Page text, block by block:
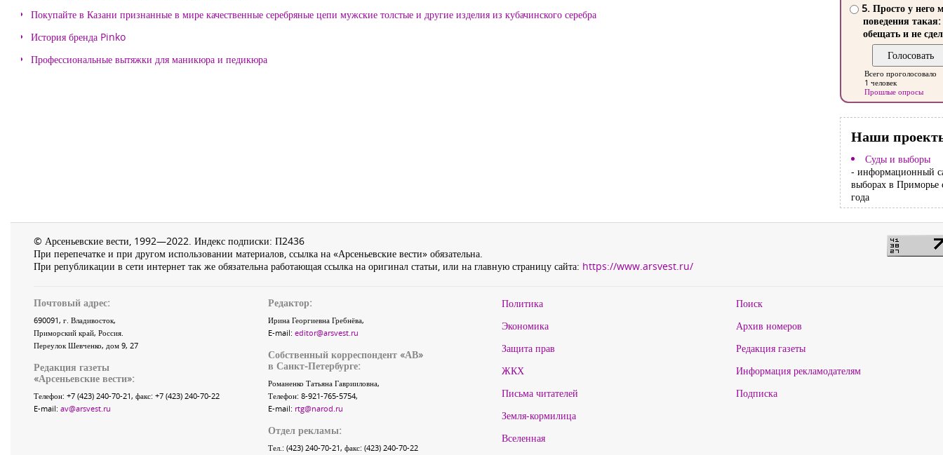
Покупайте в Казани признанные в мире качественные серебряные цепи мужские толстые и другие изделия из кубачинского серебра
История бренда Pinko
Профессиональные вытяжки для маникюра и педикюра
5. Просто у него
поведения такая:
обещать и не
Всего проголосовало
1 человек
Прошлые опросы
Наши
Суды и выборы
- информационный
выборах в Приморье
года
© Арсеньевские вести, 1992—2022. Индекс подписки: П2436
При перепечатке и при другом использовании материалов, ссылка на «Арсеньевские вести» обязательна.
При републикации в сети интернет так же обязательна работающая ссылка на оригинал статьи, или на главную страницу сайта: https://www.arsvest.ru/
Почтовый адрес:
690091, г. Владивосток,
Приморский край, Россия.
Переулок Шевченко, дом 9, 27
Редакция газеты
«Арсеньевские вести»:
Телефон: +7 (423) 240-70-21, факс: +7 (423) 240-70-22
E-mail: av@arsvest.ru
Редактор:
Ирина Георгиевна Гребнёва,
E-mail: editor@arsvest.ru
Собственный корреспондент «АВ»
в Санкт-Петербурге:
Романенко Татьяна Гаврииловна,
Телефон: 8-921-765-5754,
E-mail: rtg@narod.ru
Отдел рекламы:
Тел.: (423) 240-70-21, факс: (423) 240-70-22
Политика
Экономика
Защита прав
ЖКХ
Письма читателей
Земля-кормилица
Вселенная
Поиск
Архив номеров
Редакция газеты
Информация рекламодателям
Подписка